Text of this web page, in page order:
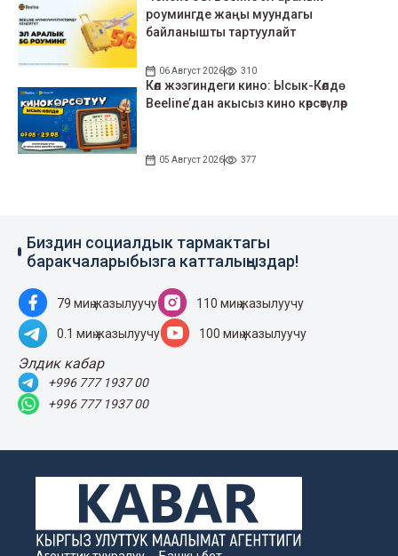
роумингде жаңы муундагы
байланышты тартуулайт
06 Август 2026 310
Көл жээгиндеги кино: Ысык-Көлдө
Beeline’дан акысыз кино көрсөтүлөр
05 Август 2026 377
Биздин социалдык тармактагы
баракчаларыбызга катталыңыздар!
79 миң жазылуучу 110 миң жазылуучу
0.1 миң жазылуучу 100 миң жазылуучу
Элдик кабар
+996 777 1937 00
+996 777 1937 00